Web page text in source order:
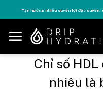
to
content
Tăng năng lượng - sống đỉnh
Chỉ số
nhiêu là